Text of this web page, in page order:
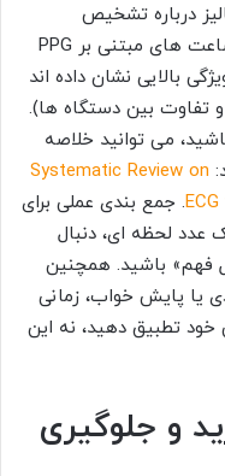
درباره تشخیص
فیبریلاسیون دهلیزی گزارش کرده که ساعت های مبتنی بر PPG
بالایی نشان داده اند
تفاوت بین دستگاه ها).
می توانید خلاصه
Systematic Review on
. جمع بندی عملی برای
لحظه ای، دنبال
فهم» باشید. همچنین
یا پایش خواب، زمانی
تطبیق دهید، نه این
و جلوگیری